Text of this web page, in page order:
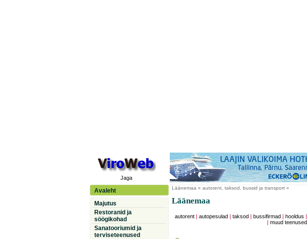
Jaga
Avaleht
Majutus
Restoranid ja
söögikohad
Sanatooriumid ja
terviseteenused
Läänemaa » autorent, taksod, bussid ja transport »
Läänemaa
autorent| autopesulad taksod bussifirmad hooldus
|muud teenused